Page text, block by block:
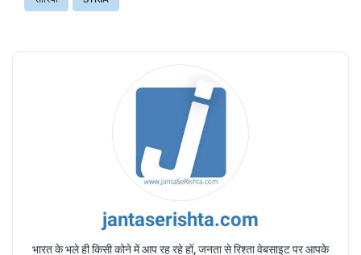
jantaserishta.com
भारत के भले ही किसी कोने में आप रह रहे हों, जनता से रिश्ता वेबसाइट पर आपके